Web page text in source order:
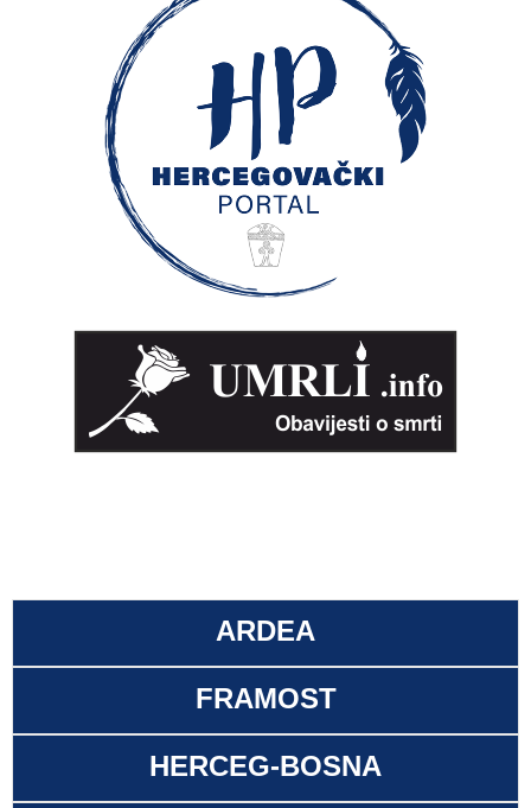
ARDEA
FRAMOST
HERCEG-BOSNA